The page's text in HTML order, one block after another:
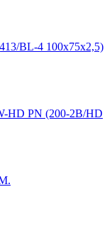
BL-4 100x75x2,5)
HD PN (200-2B/HD